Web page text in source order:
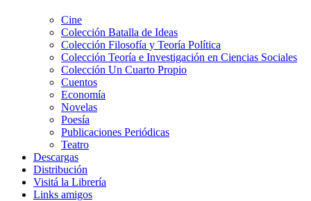
Cine
Colección Batalla de Ideas
Colección Filosofía y Teoría Política
Colección Teoría e Investigación en Ciencias Sociales
Colección Un Cuarto Propio
Cuentos
Economía
Novelas
Poesía
Publicaciones Periódicas
Teatro
Descargas
Distribución
Visitá la Librería
Links amigos